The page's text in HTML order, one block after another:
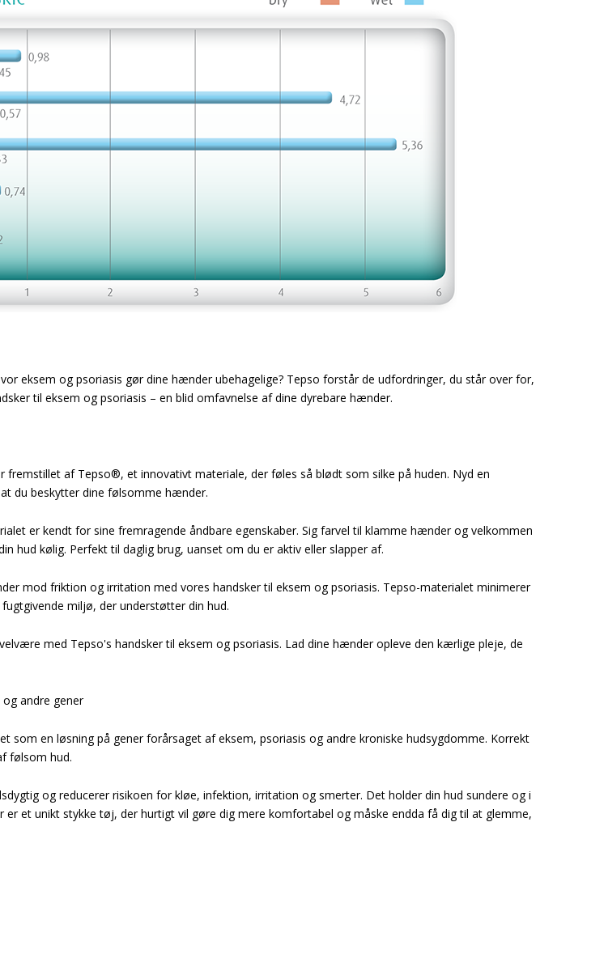
eksem og psoriasis gør dine hænder ubehagelige? Tepso forstår de udfordringer, du står over for,
til eksem og psoriasis – en blid omfavnelse af dine dyrebare hænder.
fremstillet af Tepso®, et innovativt materiale, der føles så blødt som silke på huden. Nyd en
du beskytter dine følsomme hænder.
er kendt for sine fremragende åndbare egenskaber. Sig farvel til klamme hænder og velkommen
hud kølig. Perfekt til daglig brug, uanset om du er aktiv eller slapper af.
mod friktion og irritation med vores handsker til eksem og psoriasis. Tepso-materialet minimerer
miljø, der understøtter din hud.
med Tepso's handsker til eksem og psoriasis. Lad dine hænder opleve den kærlige pleje, de
andre gener
som en løsning på gener forårsaget af eksem, psoriasis og andre kroniske hudsygdomme. Korrekt
følsom hud.
og reducerer risikoen for kløe, infektion, irritation og smerter. Det holder din hud sundere og i
er et unikt stykke tøj, der hurtigt vil gøre dig mere komfortabel og måske endda få dig til at glemme,